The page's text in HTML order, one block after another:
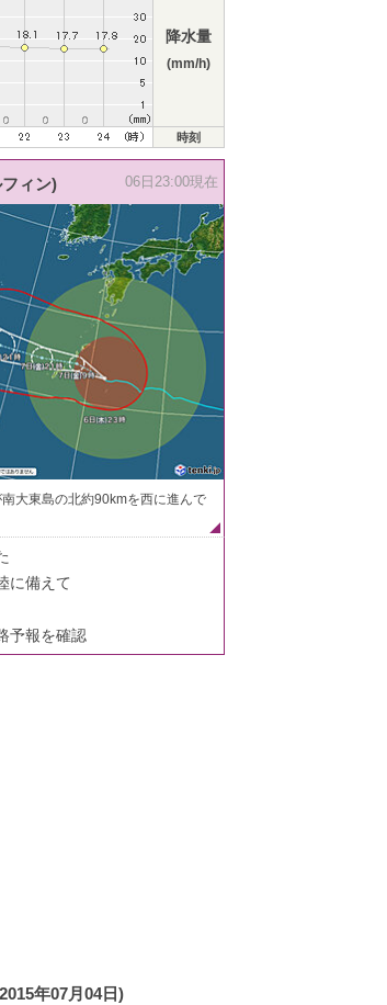
降水量
(mm/h)
時刻
ィン) 06日23:00現在
大東島の北約90kmを西に進んで
に備えて
予報を確認
年07月04日)